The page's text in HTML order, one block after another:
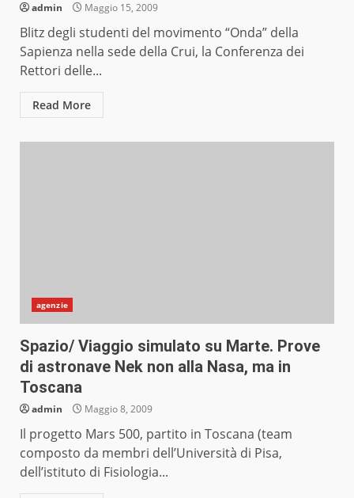
admin Maggio 15, 2009
Blitz degli studenti del movimento “Onda” della
Sapienza nella sede della Crui, la Conferenza dei
Rettori delle...
Read More
agenzie
Spazio/ Viaggio simulato su Marte. Prove
di astronave Nek non alla Nasa, ma in
Toscana
admin Maggio 8, 2009
Il progetto Mars 500, partito in Toscana (team
composto da membri dell’Università di Pisa,
dell’istituto di Fisiologia...